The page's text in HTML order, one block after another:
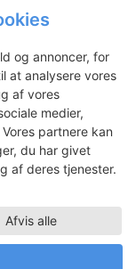
–
og annoncer, for
at analysere vores
af vores
medier,
partnere kan
du har givet
af deres tjenester.
Afvis alle